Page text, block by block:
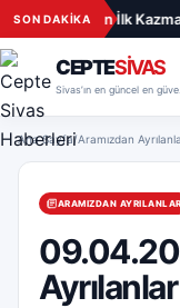
İçeriğe geç
SON DAKİKA
Merkezi İçin İlk Kazma
CEPTESİVAS
Ana Sayfa/Aramızdan
ARAMIZDAN AYRILANLAR
Ayrılanlar